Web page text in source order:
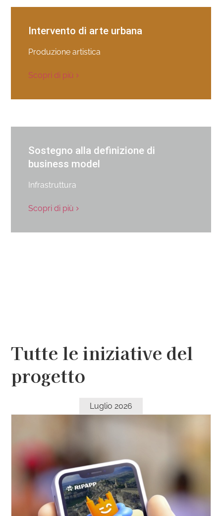
Intervento di arte urbana
Produzione artistica
Scopri di più
Sostegno alla definizione di
business model
Infrastruttura
Scopri di più
Tutte le iniziative del
progetto
Luglio 2026